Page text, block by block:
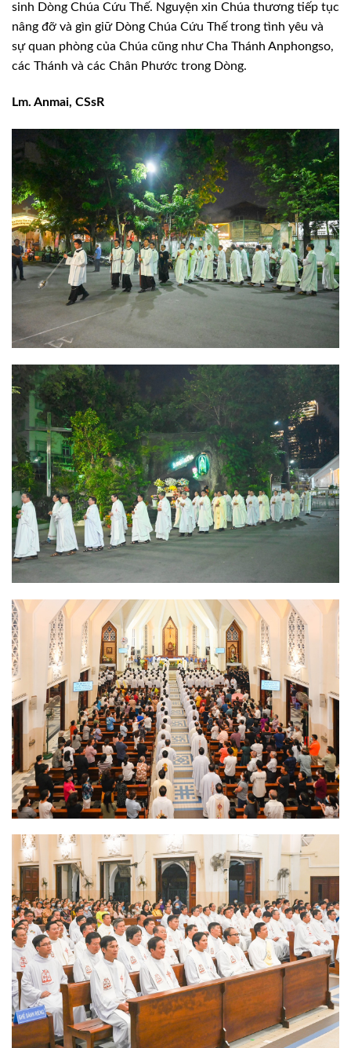
sinh Dòng Chúa Cứu Thế. Nguyện xin Chúa thương tiếp tục
nâng đỡ và gìn giữ Dòng Chúa Cứu Thế trong tình yêu và
sự quan phòng của Chúa cũng như Cha Thánh Anphongso,
các Thánh và các Chân Phước trong Dòng.
Lm. Anmai, CSsR